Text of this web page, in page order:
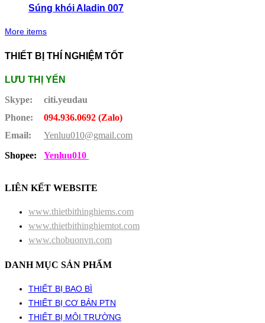
Súng khói Aladin 007
More items
THIẾT BỊ THÍ NGHIỆM TỐT
LƯU THỊ YẾN
Skype:
citi.yeudau
Phone:
094.936.0692 (Zalo)
Email:
Yenluu010@gmail.com
Shopee:
Yenluu010
LIÊN KẾT WEBSITE
www.thietbithinghiems.com
www.thietbithinghiemtot.com
www.chobuonvn.com
DANH MỤC SẢN PHẨM
THIẾT BỊ BAO BÌ
THIẾT BỊ CƠ BẢN PTN
THIẾT BỊ MÔI TRƯỜNG